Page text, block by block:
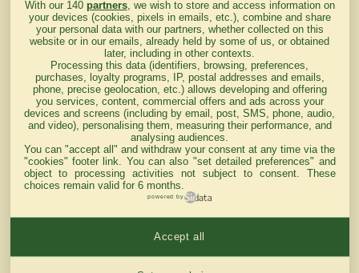
lendemain
Courses
d'aujourd'hui
Haut de Page
Mentions légales du site
With our 140 partners, we wish to store and access information on
your devices (cookies, pixels in emails, etc.), combine and share
your personal data with our partners, whether collected on this
website or in our emails, already held by some of us, or obtained
later, including in other contexts.
Processing this data (identifiers, browsing, preferences,
purchases, loyalty programs, IP, postal addresses and emails,
phone, precise geolocation, etc.) allows developing and offering
you services, content, commercial offers and ads across your
devices and screens (including by email, post, SMS, phone, audio,
and video), personalising them, measuring their performance, and
analysing audiences.
You can "accept all" and withdraw your consent at any time via the
"cookies" footer link . You can also "set detailed preferences" and
object to processing activities not subject to consent. These
choices remain valid for 6 months.
powered by
Accept all